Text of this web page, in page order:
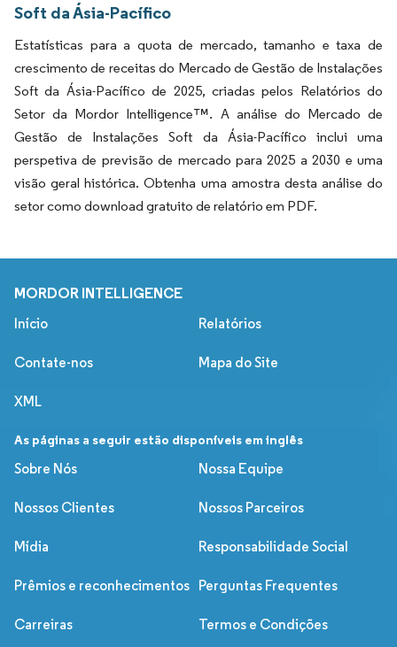
Soft da Ásia-Pacífico
Estatísticas para a quota de mercado, tamanho e taxa de
crescimento de receitas do Mercado de Gestão de Instalações
Soft da Ásia-Pacífico de 2025, criadas pelos Relatórios do
Setor da Mordor Intelligence™. A análise do Mercado de
Gestão de Instalações Soft da Ásia-Pacífico inclui uma
perspetiva de previsão de mercado para 2025 a 2030 e uma
visão geral histórica. Obtenha uma amostra desta análise do
setor como download gratuito de relatório em PDF.
MORDOR INTELLIGENCE
Início Relatórios
Contate-nos Mapa do Site
XML
As páginas a seguir estão disponíveis em inglês
Sobre Nós
Nossa Equipe
Nossos Clientes Nossos Parceiros
Mídia Responsabilidade Social
Prêmios e reconhecimentos Perguntas Frequentes
Carreiras Termos e Condições